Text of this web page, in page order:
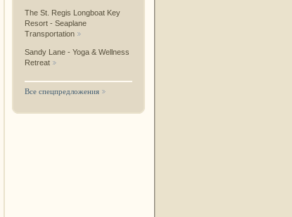
The St. Regis Longboat Key
Resort - Seaplane
Transportation
Sandy Lane - Yoga & Wellness
Retreat
Все спецпредложения